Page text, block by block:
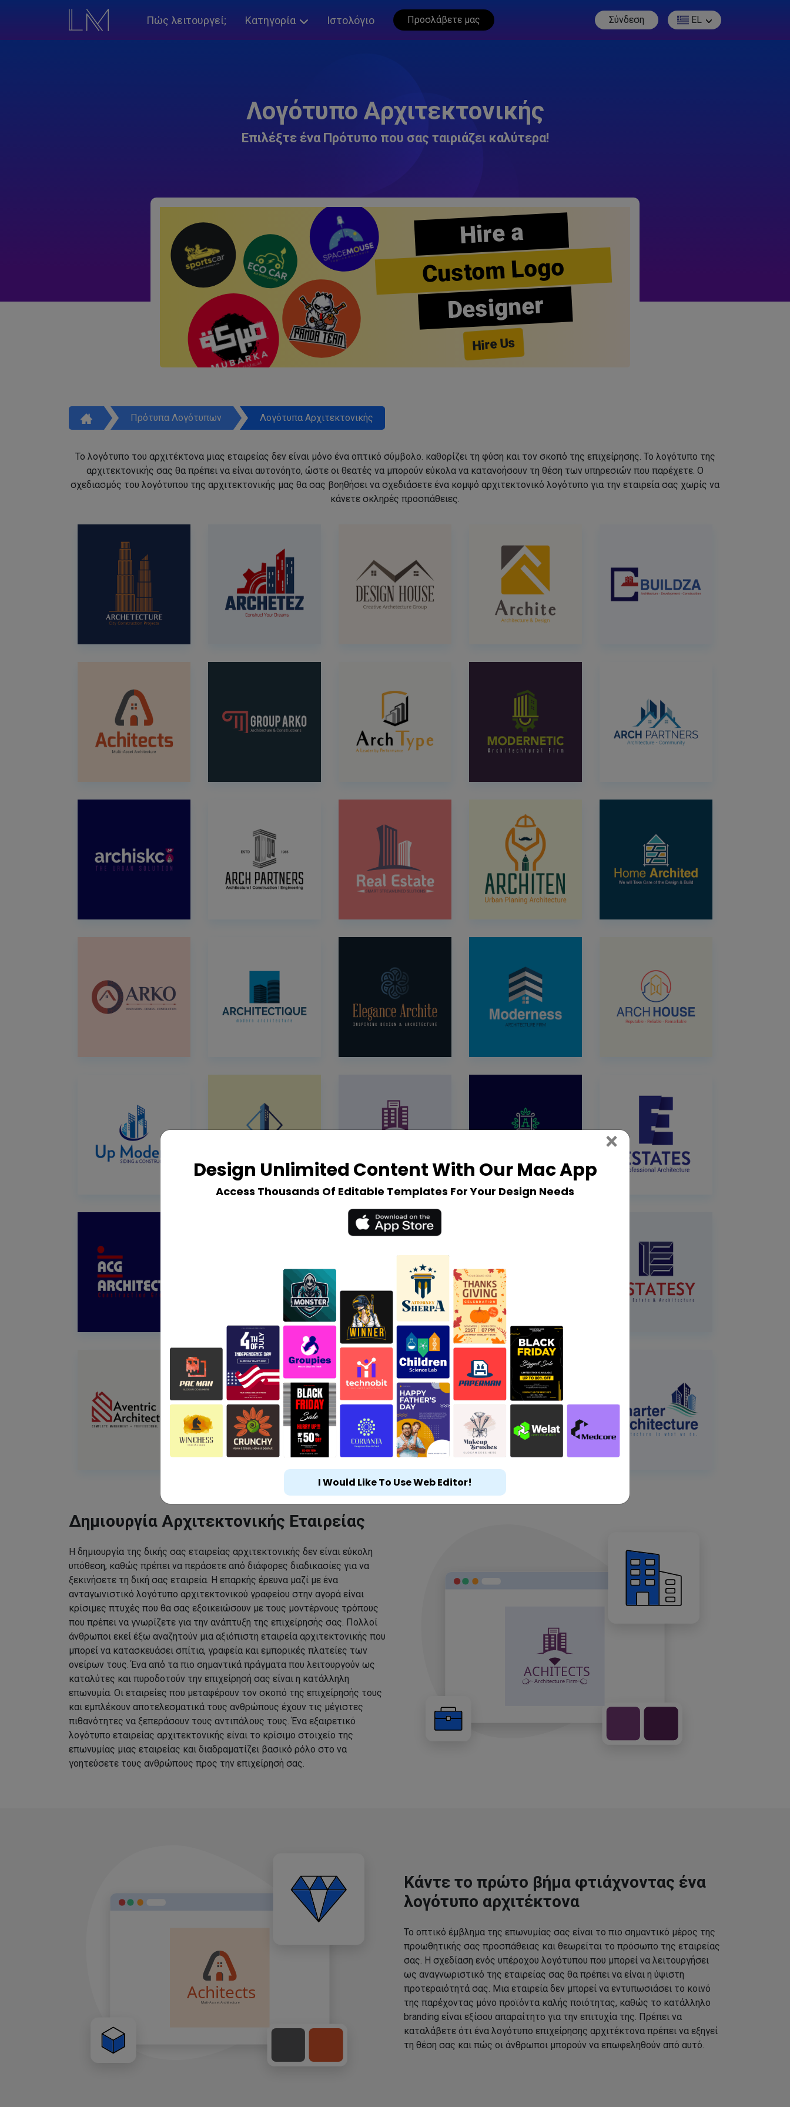
Πώς λειτουργεί; Κατηγορία Ιστολόγιο Προσλάβετε μας Σύνδεση EL
Λογότυπο Αρχιτεκτονικής
Επιλέξτε ένα Πρότυπο που σας ταιριάζει καλύτερα!
Hire a
Custom Logo
Designer
Hire Us
Πρότυπα Λογότυπων Λογότυπα Αρχιτεκτονικής
Το λογότυπο του αρχιτέκτονα μιας εταιρείας δεν είναι μόνο ένα οπτικό σύμβολο. καθορίζει τη φύση και τον σκοπό της επιχείρησης. Το λογότυπο της
αρχιτεκτονικής σας θα πρέπει να είναι αυτονόητο, ώστε οι θεατές να μπορούν εύκολα να κατανοήσουν τη θέση των υπηρεσιών που παρέχετε. Ο
σχεδιασμός του λογότυπου της αρχιτεκτονικής μας θα σας βοηθήσει να σχεδιάσετε ένα κομψό αρχιτεκτονικό λογότυπο για την εταιρεία σας χωρίς να
κάνετε σκληρές προσπάθειες.
Δημιουργία Αρχιτεκτονικής Εταιρείας
Η δημιουργία της δικής σας εταιρείας αρχιτεκτονικής δεν είναι εύκολη
υπόθεση, καθώς πρέπει να περάσετε από διάφορες διαδικασίες για να
ξεκινήσετε τη δική σας εταιρεία. Η επαρκής έρευνα μαζί με ένα
ανταγωνιστικό λογότυπο αρχιτεκτονικού γραφείου στην αγορά είναι
κρίσιμες πτυχές που θα σας εξοικειώσουν με τους μοντέρνους τρόπους
που πρέπει να γνωρίζετε για την ανάπτυξη της επιχείρησής σας. Πολλοί
άνθρωποι εκεί έξω αναζητούν μια αξιόπιστη εταιρεία αρχιτεκτονικής που
μπορεί να κατασκευάσει σπίτια, γραφεία και εμπορικές πλατείες των
ονείρων τους. Ένα από τα πιο σημαντικά πράγματα που λειτουργούν ως
καταλύτες και πυροδοτούν την επιχείρησή σας είναι η κατάλληλη
επωνυμία. Οι εταιρείες που μεταφέρουν τον σκοπό της επιχείρησής τους
και εμπλέκουν αποτελεσματικά τους ανθρώπους έχουν τις μέγιστες
πιθανότητες να ξεπεράσουν τους αντιπάλους τους. Ένα εξαιρετικό
λογότυπο εταιρείας αρχιτεκτονικής είναι το κρίσιμο στοιχείο της
επωνυμίας μιας εταιρείας και διαδραματίζει βασικό ρόλο στο να
γοητεύσετε τους ανθρώπους προς την επιχείρησή σας.
Κάντε το πρώτο βήμα φτιάχνοντας ένα
λογότυπο αρχιτέκτονα
Το οπτικό έμβλημα της επωνυμίας σας είναι το πιο σημαντικό μέρος της
προωθητικής σας προσπάθειας και θεωρείται το πρόσωπο της εταιρείας
σας. Η σχεδίαση ενός υπέροχου λογότυπου που μπορεί να λειτουργήσει
ως αναγνωριστικό της εταιρείας σας θα πρέπει να είναι η ύψιστη
προτεραιότητά σας. Μια εταιρεία δεν μπορεί να εντυπωσιάσει το κοινό
της παρέχοντας μόνο προϊόντα καλής ποιότητας, καθώς το κατάλληλο
branding είναι εξίσου απαραίτητο για την επιτυχία της. Πρέπει να
καταλάβετε ότι ένα λογότυπο επιχείρησης αρχιτέκτονα πρέπει να εξηγεί
τη θέση σας και πώς οι άνθρωποι μπορούν να επωφεληθούν από αυτό.
Design Unlimited Content With Our Mac App
Access Thousands Of Editable Templates For Your Design Needs
× Close
I Would Like To Use Web Editor!